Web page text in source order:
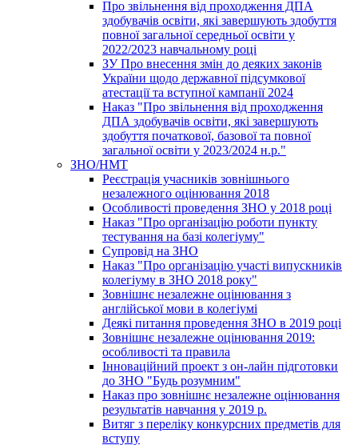
Про звільнення від проходження ДПА
здобувачів освіти, які завершують здобуття
повної загальної середньої освіти у
2022/2023 навчальному році
ЗУ Про внесення змін до деяких законів
України щодо державної підсумкової
атестації та вступної кампанії 2024
Наказ "Про звільнення від проходження
ДПА здобувачів освіти, які завершують
здобуття початкової, базової та повної
загальної освіти у 2023/2024 н.р."
ЗНО/НМТ
Реєстрація учасників зовнішнього
незалежного оцінювання 2018
Особливості проведення ЗНО у 2018 році
Наказ "Про організацію роботи пункту
тестування на базі колегіуму"
Супровід на ЗНО
Наказ "Про організацію участі випускників
колегіуму в ЗНО 2018 року"
Зовнішнє незалежне оцінювання з
англійської мови в колегіумі
Деякі питання проведення ЗНО в 2019 році
Зовнішнє незалежне оцінювання 2019:
особливості та правила
Інноваційний проект з он-лайн підготовки
до ЗНО "Будь розумним"
Наказ про зовнішнє незалежне оцінювання
результатів навчання у 2019 р.
Витяг з переліку конкурсних предметів для
вступу